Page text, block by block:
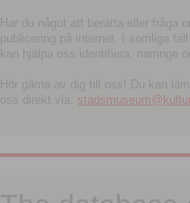
Har du något att berätta eller fråga
publicering på internet. I somliga
kan hjälpa oss identifiera, namnge
Hör gärna av dig till oss! Du kan
oss direkt via: